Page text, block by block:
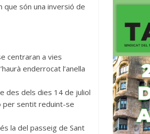
que són una inversió de
centraran a vies
enderrocat l’anella
des dels dies 14 de juliol
per sentit reduint-se
la del passeig de Sant